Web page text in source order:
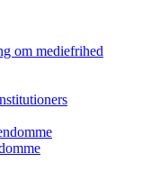
om mediefrihed